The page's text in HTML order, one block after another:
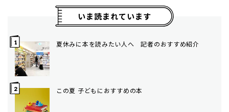
いま読まれています
夏休みに本を読みたい人へ 記者のおすすめ紹介
この夏 子どもにおすすめの本